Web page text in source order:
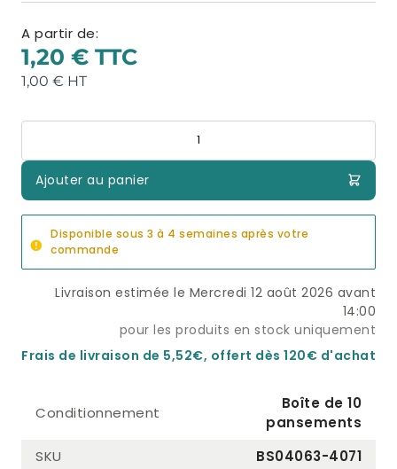
A partir de:
1,20 €
1,00 €
Ajouter au panier
Disponible sous 3 à 4 semaines après votre
commande
Livraison estimée le Mercredi 12 août 2026 avant
14:00
pour les produits en stock uniquement
Frais de livraison de 5,52€, offert dès 120€ d'achat
Conditionnement
Boîte de 10
pansements
SKU
BS04063-4071